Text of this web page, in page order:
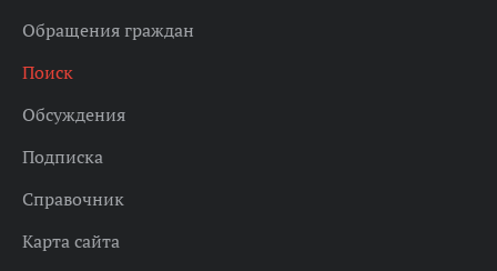
Обращения граждан
Поиск
Обсуждения
Подписка
Справочник
Карта сайта